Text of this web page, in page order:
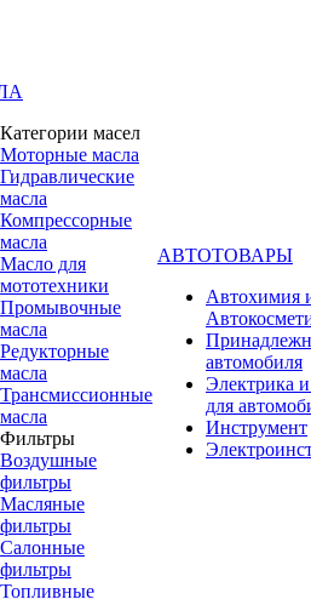
Категории масел
Моторные масла
Гидравлические
масла
Компрессорные
масла
Масло для
мототехники
Промывочные
масла
Редукторные
масла
Трансмиссионные
масла
Фильтры
Воздушные
фильтры
Масляные
фильтры
Салонные
фильтры
Топливные
АВТОТОВАРЫ
Автохимия
автомобиля
Электрика
для
Инструмент